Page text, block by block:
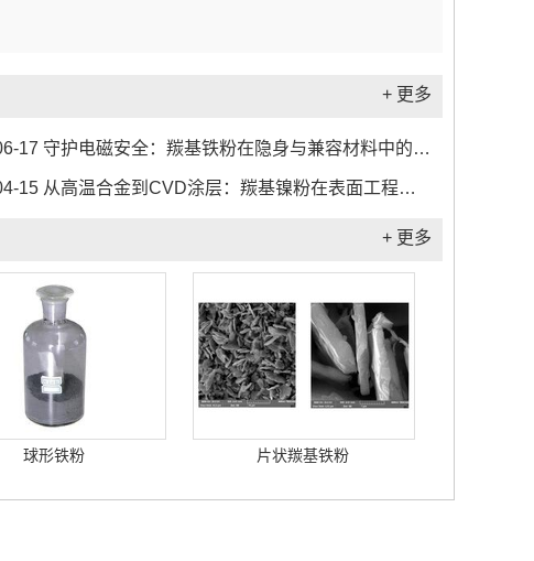
+ 更多
17 守护电磁安全：羰基铁粉在隐身与兼容材料中的关键作用...
15 从高温合金到CVD涂层：羰基镍粉在表面工程中的应用实践...
+ 更多
球形铁粉 片状羰基铁粉